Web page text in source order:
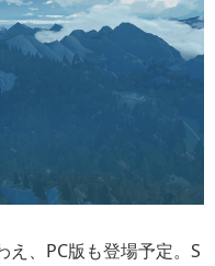
え、PC版も登場予定。S